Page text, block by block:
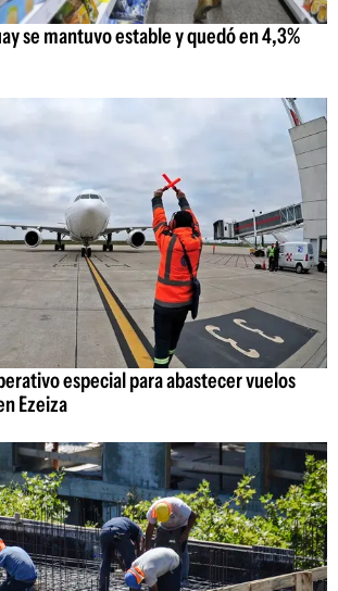
se mantuvo estable y quedó en 4,3%
especial para abastecer vuelos
Ezeiza